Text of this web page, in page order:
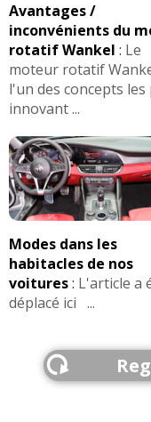
Avantages /
inconvénients du
rotatif Wankel : Le
moteur rotatif
l'un des concepts les
innovant ...
Modes dans les
habitacles de nos
voitures: L'article a
déplacé ici ...